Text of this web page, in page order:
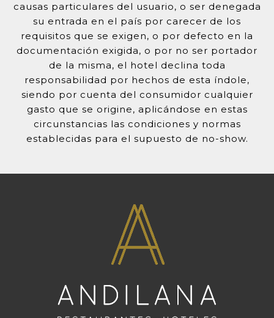
causas particulares del usuario, o ser denegada
su entrada en el país por carecer de los
requisitos que se exigen, o por defecto en la
documentación exigida, o por no ser portador
de la misma, el hotel declina toda
responsabilidad por hechos de esta índole,
siendo por cuenta del consumidor cualquier
gasto que se origine, aplicándose en estas
circunstancias las condiciones y normas
establecidas para el supuesto de no-show.